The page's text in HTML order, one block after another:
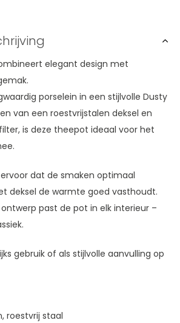
elegant design met
porselein in een stijlvolle Dusty
van een roestvrijstalen deksel en
is deze theepot ideaal voor het
dat de smaken optimaal
deksel de warmte goed vasthoudt.
past de pot in elk interieur –
gebruik of als stijlvolle aanvulling op
roestvrij staal